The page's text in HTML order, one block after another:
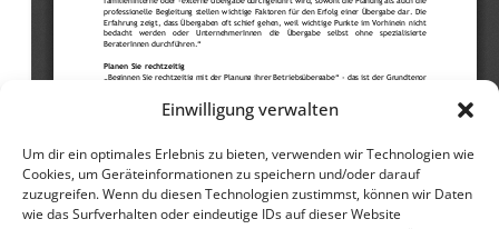
Einwilligung verwalten
Um dir ein optimales Erlebnis zu bieten, verwenden wir Technologien wie
Cookies, um Geräteinformationen zu speichern und/oder darauf
zuzugreifen. Wenn du diesen Technologien zustimmst, können wir Daten
wie das Surfverhalten oder eindeutige IDs auf dieser Website